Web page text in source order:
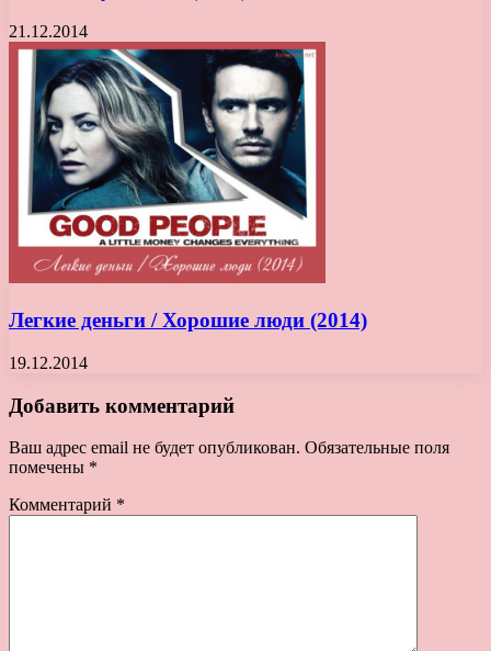
21.12.2014
Легкие деньги / Хорошие люди (2014)
19.12.2014
Добавить комментарий
Ваш адрес email не будет опубликован. Обязательные поля
помечены *
Комментарий *